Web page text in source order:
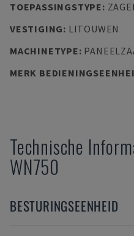
TOEPASSINGSTYPE:
VESTIGING: LITOUWEN
MACHINETYPE:
MERK
Technische
WN750
BESTURINGSEENHEID